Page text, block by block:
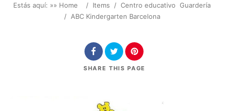
Estás aquí: »» Home / Items / Centro educativo Guardería
/ ABC Kindergarten Barcelona
SHARE THIS PAGE